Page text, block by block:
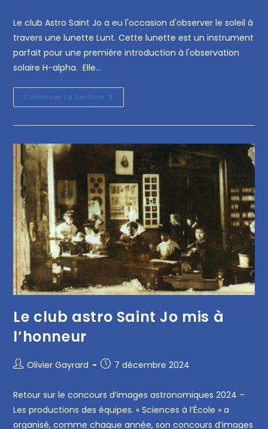
Le club Astro Saint Jo a eu l'occasion d'observer le soleil à
travers une lunette Lunt. Cette lunette est un instrument
parfait pour une première introduction à l'observation
solaire H-alpha. Elle…
Continuer La Lecture
Le club astro Saint Jo mis à
l’honneur
Olivier Gayrard 7 décembre 2024
Retour sur le concours d’images astronomiques 2024 –
Les productions des équipes. « Sciences à l’École » a
organisé, comme chaque année, son concours d’images